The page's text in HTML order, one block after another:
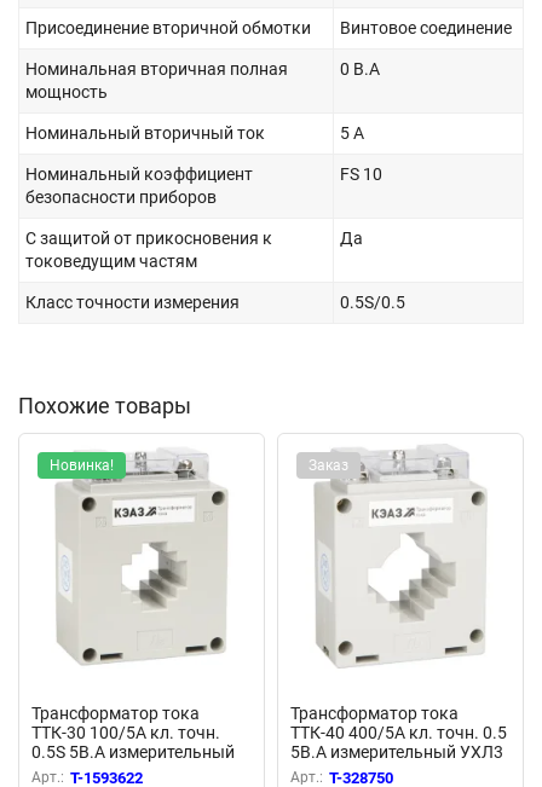
Присоединение вторичной обмотки Винтовое соединение
Номинальная вторичная полная
мощность
0 В.А
Номинальный вторичный ток 5 А
Номинальный коэффициент
безопасности приборов
FS 10
С защитой от прикосновения к
токоведущим частям
Да
Класс точности измерения 0.5S/0.5
Похожие товары
Новинка!
Трансформатор тока
ТТК-30 100/5А кл. точн.
0.5S 5В.А измерительный
УХЛ3 КЭАЗ 318639
Арт.: T-1593622
Заказ
Трансформатор тока
ТТК-40 400/5А кл. точн. 0.5
5В.А измерительный УХЛ3
КЭАЗ 219597
Арт.: T-328750